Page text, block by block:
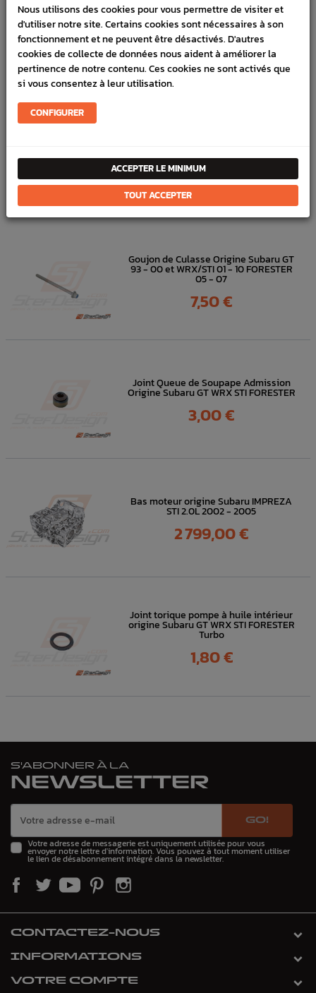
VÉHICULES COMPATIBLE
Marque : SUBARU
Référence :3745
Turbo
Turbo
DANSLA MÊME
CATÉGORIE
Goujon de Culasse Origine Subaru GT
93 - 00 et WRX/STI 01 - 10 FORESTER
05 - 07
Prix
7,50 €
Joint Queue de Soupape Admission
Origine Subaru GT WRX STI FORESTER
Prix
3,00 €
Bas moteur origine Subaru IMPREZA
STI 2.0L 2002 - 2005
Prix
2 799,00 €
Joint torique pompe à huile intérieur
origine Subaru GT WRX STI FORESTER
Turbo
Prix
1,80 €
S'ABONNER À LA
NEWSLETTER
GO!
Votre adresse de messagerie est uniquement utilisée pour vous
envoyer notre lettre d'information. Vous pouvez à tout moment utiliser
le lien de désabonnement intégré dans la newsletter.
CONTACTEZ-NOUS
INFORMATIONS
VOTRE COMPTE
Nous utilisons des cookies pour vous permettre de visiter et
d'utiliser notre site. Certains cookies sont nécessaires à son
fonctionnement et ne peuvent être désactivés. D'autres
cookies de collecte de données nous aident à améliorer la
pertinence de notre contenu. Ces cookies ne sont activés que
si vous consentez à leur utilisation.
CONFIGURER
ACCEPTER LE MINIMUM
TOUT ACCEPTER